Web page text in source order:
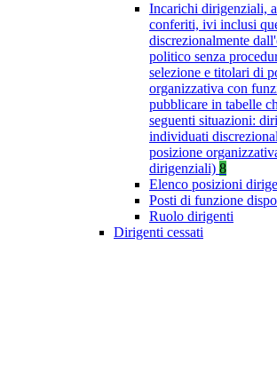
Incarichi dirigenziali,
conferiti, ivi inclusi
discrezionalmente
politico senza
selezione e titolari di
organizzativa con
pubblicare in tabelle
seguenti situazioni:
individuati
posizione
dirigenziali) 8
Elenco posizioni
Posti di funzione
Ruolo dirigenti
Dirigenti cessati